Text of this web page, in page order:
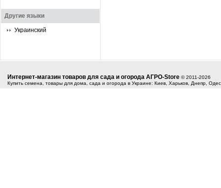
Другие языки
Украинский
Интернет-магазин товаров для сада и огорода АГРО-Store © 2011-2026
Купить семена, товары для дома, сада и огорода в Украине: Киев, Харьков, Днепр,